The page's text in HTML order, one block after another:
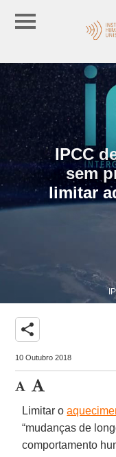
IPCC
sem
limitar
share
10 Outubro 2018
Limitar o
“mudanças de
comportamento